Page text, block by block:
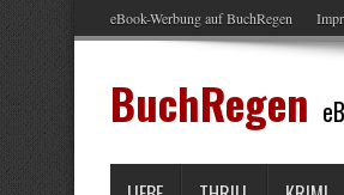
eBook-Werbung auf BuchRegen
BuchRegen